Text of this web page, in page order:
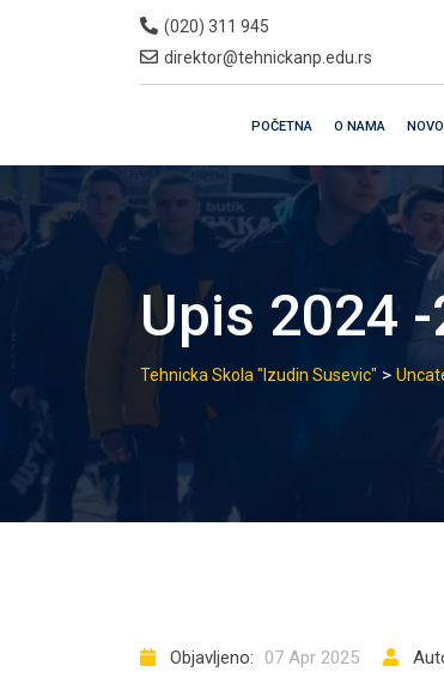
(020) 311 945
direktor@tehnickanp.edu.rs
POČETNA O NAMA
Upis 2024
Tehnicka Skola "Izudin Susevic" >
Objavljeno: 07 Apr 2025